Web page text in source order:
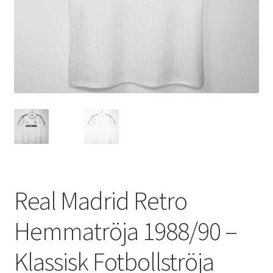
Real Madrid Retro
Hemmatröja 1988/90 –
Klassisk Fotbollströja